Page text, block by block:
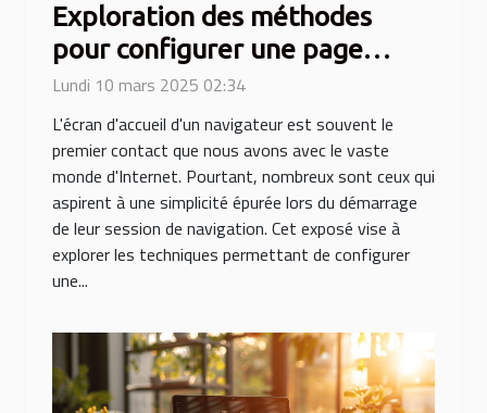
Exploration des méthodes
pour configurer une page
d'accueil vide dans divers
navigateurs
Lundi 10 mars 2025 02:34
L'écran d'accueil d'un navigateur est souvent le
premier contact que nous avons avec le vaste
monde d'Internet. Pourtant, nombreux sont ceux qui
aspirent à une simplicité épurée lors du démarrage
de leur session de navigation. Cet exposé vise à
explorer les techniques permettant de configurer
une...